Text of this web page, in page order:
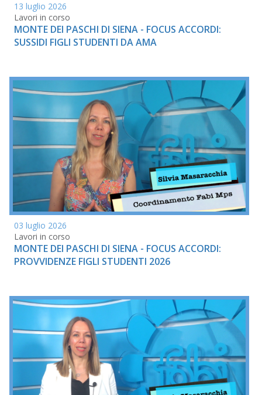
13 luglio 2026
Lavori in corso
MONTE DEI PASCHI DI SIENA - FOCUS ACCORDI:
SUSSIDI FIGLI STUDENTI DA AMA
03 luglio 2026
Lavori in corso
MONTE DEI PASCHI DI SIENA - FOCUS ACCORDI:
PROVVIDENZE FIGLI STUDENTI 2026